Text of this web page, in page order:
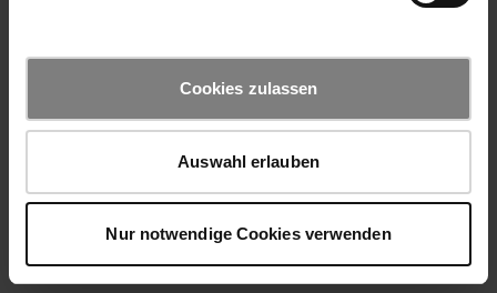
Cookies zulassen
Auswahl erlauben
Nur notwendige Cookies verwenden